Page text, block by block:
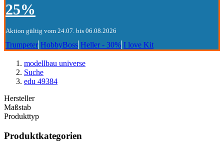
25%
Aktion gültig vom 24.07. bis 06.08.2026
Trumpeter HobbyBoss Heller - 30% I love Kit
modellbau universe
Suche
edu 49384
Hersteller
Maßstab
Produkttyp
Produktkategorien